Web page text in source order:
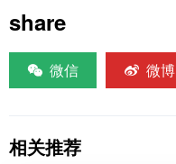
share
微信 微博
相关推荐